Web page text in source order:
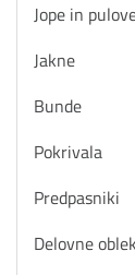
Jope in
Jakne
Bunde
Pokrivala
Predpasniki
Delovne